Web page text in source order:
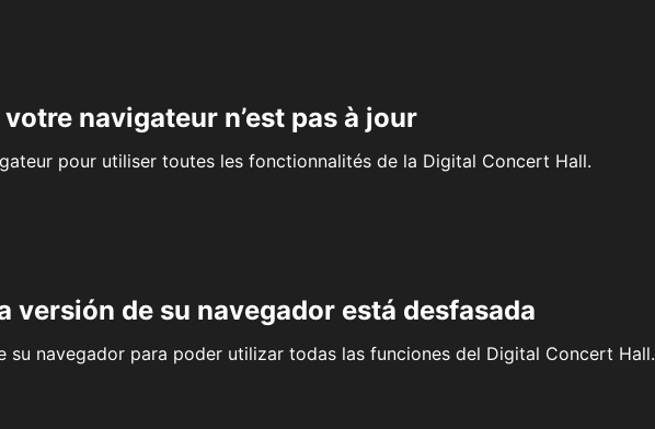
navigateur n’est pas à jour
pour utiliser toutes les fonctionnalités de la Digital Concert Hall.
versión de su navegador está desfasada
su navegador para poder utilizar todas las funciones del Digital Concert Hall.